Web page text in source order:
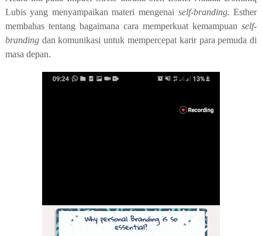
Lubis yang menyampaikan materi mengenai self-branding.Esther
membahas tentang bagaimana cara memperkuat kemampuanself-
brandingdan komunikasi untuk mempercepat karir para pemuda di
masa depan.